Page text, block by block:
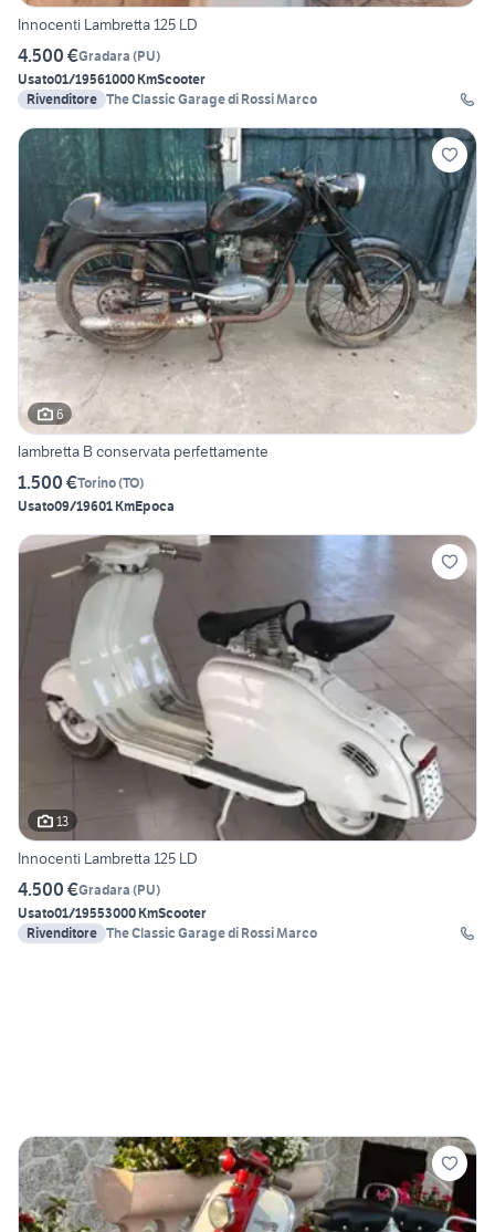
Innocenti Lambretta 125 LD
4.500 €Gradara (PU)
Usato01/19561000 KmScooter
Rivenditore The Classic Garage di Rossi Marco
6
lambretta B conservata perfettamente
1.500 €Torino(TO)
Usato09/19601 KmEpoca
13
Innocenti Lambretta 125 LD
4.500 €Gradara (PU)
Usato01/19553000 KmScooter
Rivenditore The Classic Garage di Rossi Marco